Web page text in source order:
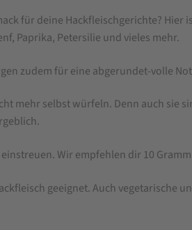
für deine Hackfleischgerichte?
Paprika, Petersilie und vieles mehr.
zudem für eine abgerundet-volle
mehr selbst würfeln. Denn auch
Wir empfehlen dir 10
geeignet. Auch